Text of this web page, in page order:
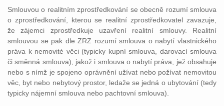
Smlouvou o realitním zprostředkování se obecně rozumí smlouva
o zprostředkování, kterou se realitní zprostředkovatel zavazuje,
že zájemci zprostředkuje uzavření realitní smlouvy. Realitní
smlouvou se pak dle ZRZ rozumí smlouva o nabytí vlastnického
práva k nemovité věci (typicky kupní smlouva, darovací smlouva
či směnná smlouva), jakož i smlouva o nabytí práva, jež obsahuje
nebo s nímž je spojeno oprávnění užívat nebo požívat nemovitou
věc, byt nebo nebytový prostor, ledaže se jedná o ubytování (tedy
typicky nájemní smlouva nebo pachtovní smlouva).